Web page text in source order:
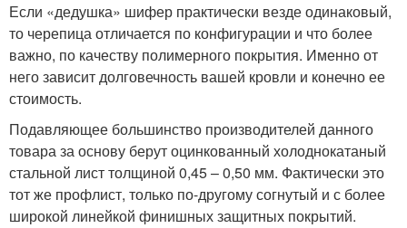
Если «дедушка» шифер практически везде одинаковый,
то черепица отличается по конфигурации и что более
важно, по качеству полимерного покрытия. Именно от
него зависит долговечность вашей кровли и конечно ее
стоимость.
Подавляющее большинство производителей данного
товара за основу берут оцинкованный холоднокатаный
стальной лист толщиной 0,45 – 0,50 мм. Фактически это
тот же профлист, только по-другому согнутый и с более
широкой линейкой финишных защитных покрытий.